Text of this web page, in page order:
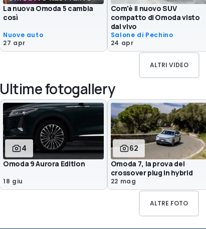
La nuova Omoda 5 cambia
così
Nuove auto
27 apr
Com'è il nuovo SUV
compatto di Omoda visto
dal vivo
Salone di Pechino
24 apr
ALTRI VIDEO
Ultime fotogallery
4
Omoda 9 Aurora Edition
18 giu
62
Omoda 7, la prova del
crossover plug in hybrid
22 mag
ALTRE FOTO